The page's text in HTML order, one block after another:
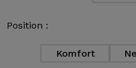
Position :
Komfort